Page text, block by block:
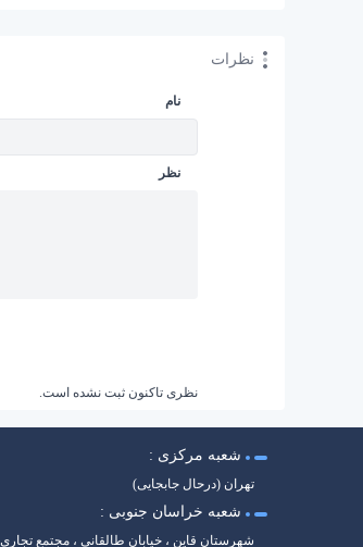
نظرات
نام
نظر
نظری تاکنون ثبت نشده است.
شعبه مرکزی :
تهران (درحال جابجایی)
شعبه خراسان جنوبی :
شهرستان قاین ، خیابان طالقانی ، مجتمع